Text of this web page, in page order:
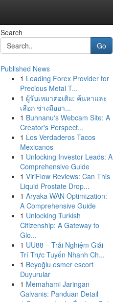
Search
Go
Published News
1 Leading Forex Provider for
Precious Metal T...
1 ผู้รับเหมาต่อเติม: ค้นหาและ
เลือก ช่างมืออา...
1 Buhnanu's Webcam Site: A
Creator's Perspect...
1 Los Verdaderos Tacos
Mexicanos
1 Unlocking Investor Leads: A
Comprehensive Guide
1 ViriFlow Reviews: Can This
Liquid Prostate Drop...
1 Aryaka WAN Optimization:
A Comprehensive Guide
1 Unlocking Turkish
Citizenship: A Gateway to
Glo...
1 UU88 – Trải Nghiệm Giải
Trí Trực Tuyến Nhanh Ch...
1 Beyoğlu esmer escort
Duyurular
1 Memahami Jaringan
Galvanis: Panduan Detail